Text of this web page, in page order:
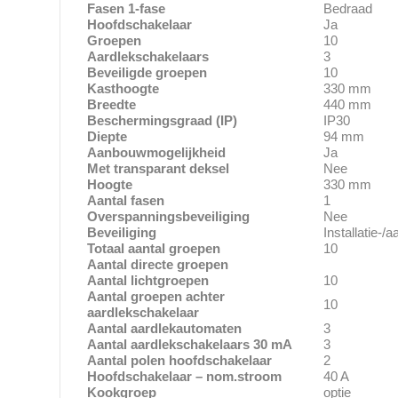
Fasen 1-fase
Bedraad
Hoofdschakelaar
Ja
Groepen
10
Aardlekschakelaars
3
Beveiligde groepen
10
Kasthoogte
330 mm
Breedte
440 mm
Beschermingsgraad (IP)
IP30
Diepte
94 mm
Aanbouwmogelijkheid
Ja
Met transparant deksel
Nee
Hoogte
330 mm
Aantal fasen
1
Overspanningsbeveiliging
Nee
Beveiliging
Installatie-/
Totaal aantal groepen
10
Aantal directe groepen
Aantal lichtgroepen
10
Aantal groepen achter
aardlekschakelaar
10
Aantal aardlekautomaten
3
Aantal aardlekschakelaars 30 mA
3
Aantal polen hoofdschakelaar
2
Hoofdschakelaar – nom.stroom
40 A
Kookgroep
optie